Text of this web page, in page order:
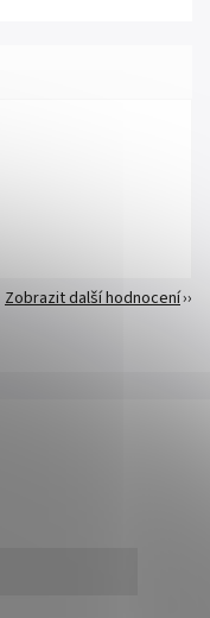
Zobrazit další hodnocení